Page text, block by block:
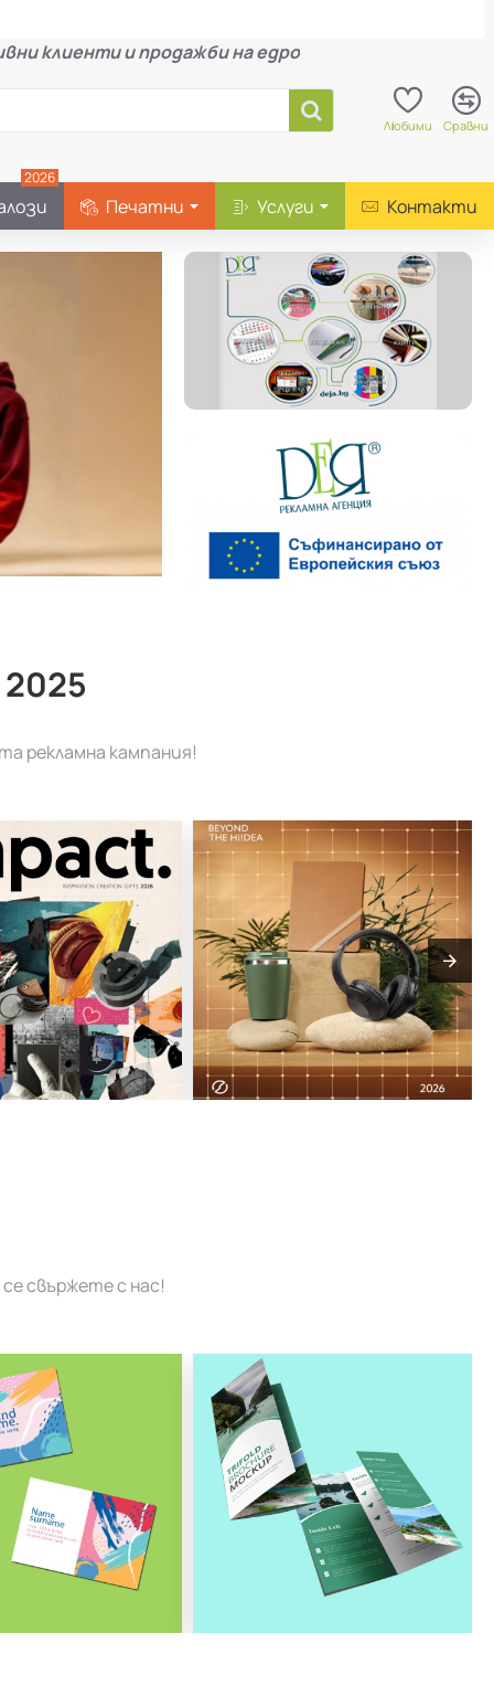
клиенти и продажби на едро
Любими Сравни
2026
Печатни Услуги Контакти
рекламна кампания!
свържете с нас!